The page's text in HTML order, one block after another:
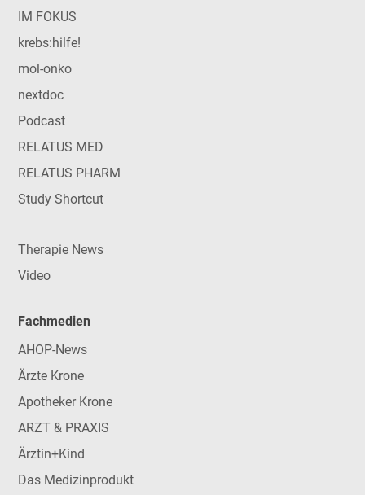
IM FOKUS
krebs:hilfe!
mol-onko
nextdoc
Podcast
RELATUS MED
RELATUS PHARM
Study Shortcut
Therapie News
Video
Fachmedien
AHOP-News
Ärzte Krone
Apotheker Krone
ARZT & PRAXIS
Ärztin+Kind
Das Medizinprodukt